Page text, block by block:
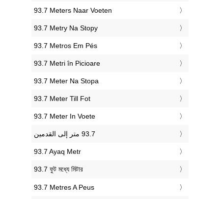
‎93.7 Meters Naar Voeten
‎93.7 Metry Na Stopy
‎93.7 Metros Em Pés
‎93.7 Metri în Picioare
‎93.7 Meter Na Stopa
‎93.7 Meter Till Fot
‎93.7 Meter In Voete
‎93.7 Ayaq Metr
‎93.7 ফুট মধ্যে মিটার
‎93.7 Metres A Peus